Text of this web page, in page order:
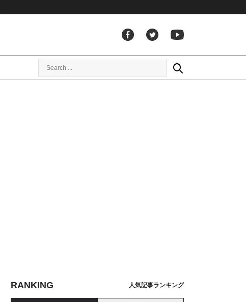
RANKING 人気記事ランキング